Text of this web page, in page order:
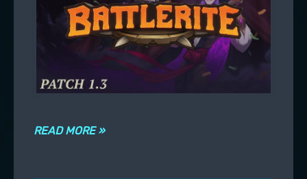
READ MORE »